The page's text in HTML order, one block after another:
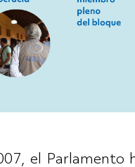
el Parlamento